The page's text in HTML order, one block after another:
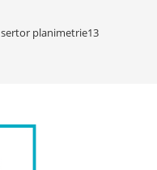
sertor planimetrie13